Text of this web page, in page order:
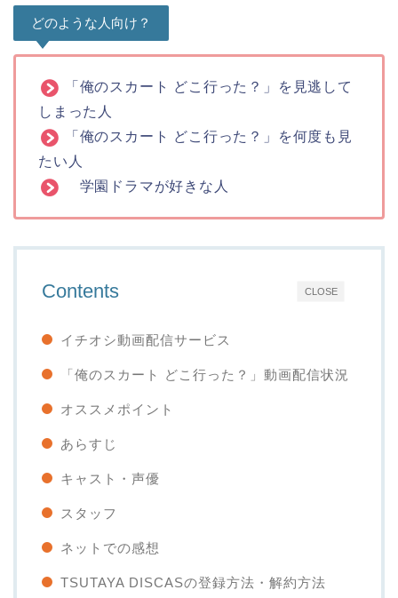
どのような人向け？
「俺のスカート どこ行った？」を見逃して
しまった人
「俺のスカート どこ行った？」を何度も見
たい人
学園ドラマが好きな人
CLOSE
Contents
イチオシ動画配信サービス
「俺のスカート どこ行った？」動画配信状況
オススメポイント
あらすじ
キャスト・声優
スタッフ
ネットでの感想
TSUTAYA DISCASの登録方法・解約方法